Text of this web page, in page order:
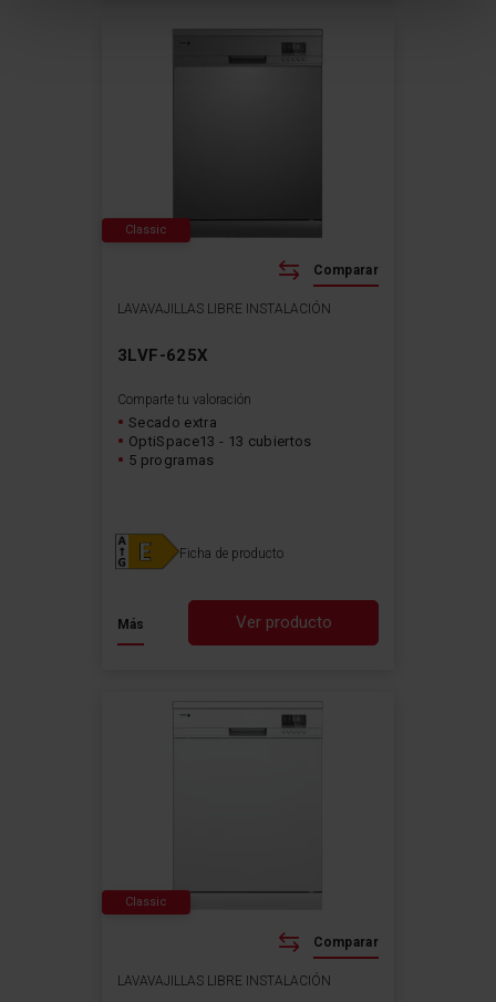
LAVAVAJILLAS LIBRE INSTALACIÓN
3LVF-625X
Ver producto
Más
Comparte tu valoración
Secado extra
OptiSpace13 - 13 cubiertos
5 programas
Ficha de producto
Comparar
Classic
LAVAVAJILLAS LIBRE INSTALACIÓN
Comparar
Classic